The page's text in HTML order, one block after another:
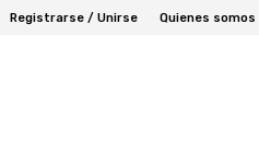
Registrarse / Unirse Quienes somos